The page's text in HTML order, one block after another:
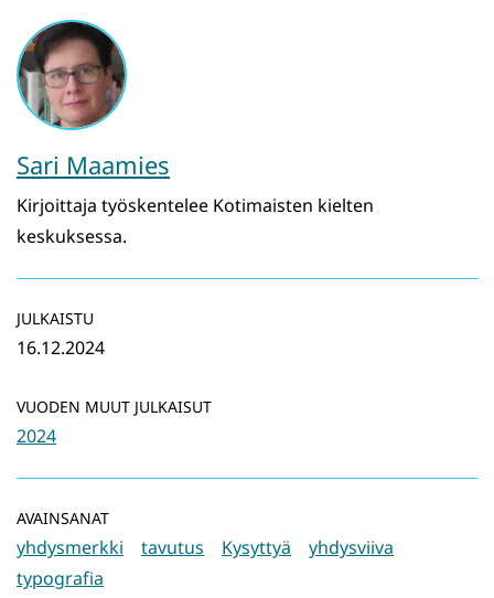
Sari Maamies
Kirjoittaja työskentelee Kotimaisten kielten
keskuksessa.
JULKAISTU
16.12.2024
VUODEN MUUT JULKAISUT
2024
AVAINSANAT
yhdysmerkki tavutus Kysyttyä
yhdysviiva
typografia